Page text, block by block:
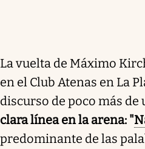
La vuelta de Máximo
en el Club Atenas en La
discurso de poco más de
clara línea en la arena: "
predominante de las